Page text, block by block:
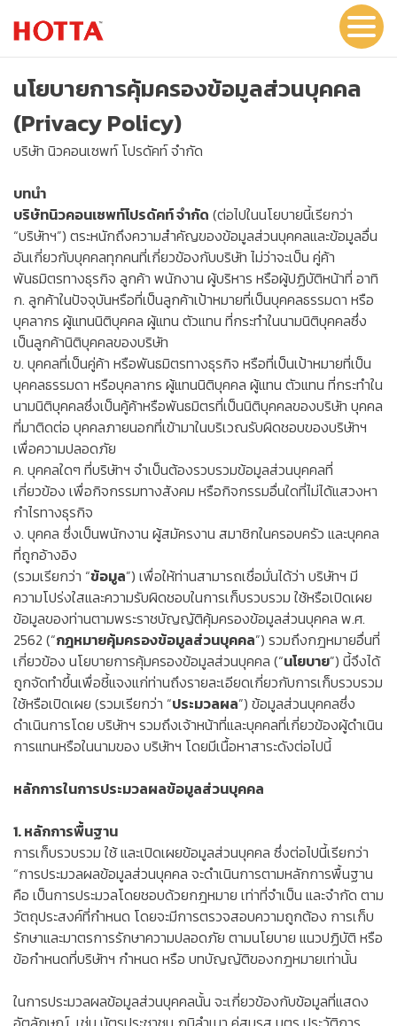
นโยบายการคุ้มครองข้อมูลส่วนบุคคล
(Privacy Policy)
บริษัท นิวคอนเซพท์ โปรดัคท์ จำกัด
บทนำ
บริษัทนิวคอนเซพท์โปรดัคท์ จำกัด (ต่อไปในนโยบายนี้เรียกว่า
“บริษัทฯ”) ตระหนักถึงความสำคัญของข้อมูลส่วนบุคคลและข้อมูลอื่น
อันเกี่ยวกับบุคคลทุกคนที่เกี่ยวข้องกับบริษัท ไม่ว่าจะเป็น คู่ค้า
พันธมิตรทางธุรกิจ ลูกค้า พนักงาน ผู้บริหาร หรือผู้ปฏิบัติหน้าที่ อาทิ
ก. ลูกค้าในปัจจุบันหรือที่เป็นลูกค้าเป้าหมายที่เป็นบุคคลธรรมดา หรือ
บุคลากร ผู้แทนนิติบุคคล ผู้แทน ตัวแทน ที่กระทำในนามนิติบุคคลซึ่ง
เป็นลูกค้านิติบุคคลของบริษัท
ข. บุคคลที่เป็นคู่ค้า หรือพันธมิตรทางธุรกิจ หรือที่เป็นเป้าหมายที่เป็น
บุคคลธรรมดา หรือบุคลากร ผู้แทนนิติบุคคล ผู้แทน ตัวแทน ที่กระทำใน
นามนิติบุคคลซึ่งเป็นคู้ค้าหรือพันธมิตรที่เป็นนิติบุคคลของบริษัท บุคคล
ที่มาติดต่อ บุคคลภายนอกที่เข้ามาในบริเวณรับผิดชอบของบริษัทฯ
เพื่อความปลอดภัย
ค. บุคคลใดๆ ที่บริษัทฯ จำเป็นต้องรวบรวมข้อมูลส่วนบุคคลที่
เกี่ยวข้อง เพื่อกิจกรรมทางสังคม หรือกิจกรรมอื่นใดที่ไม่ได้แสวงหา
กำไรทางธุรกิจ
ง. บุคคล ซึ่งเป็นพนักงาน ผู้สมัครงาน สมาชิกในครอบครัว และบุคคล
ที่ถูกอ้างอิง
(รวมเรียกว่า “ข้อมูล”) เพื่อให้ท่านสามารถเชื่อมั่นได้ว่า บริษัทฯ มี
ความโปร่งใสและความรับผิดชอบในการเก็บรวบรวม ใช้หรือเปิดเผย
ข้อมูลของท่านตามพระราชบัญญัติคุ้มครองข้อมูลส่วนบุคคล พ.ศ.
2562 (“กฎหมายคุ้มครองข้อมูลส่วนบุคคล”) รวมถึงกฎหมายอื่นที่
เกี่ยวข้อง นโยบายการคุ้มครองข้อมูลส่วนบุคคล (“นโยบาย”) นี้จึงได้
ถูกจัดทำขึ้นเพื่อชี้แจงแก่ท่านถึงรายละเอียดเกี่ยวกับการเก็บรวบรวม
ใช้หรือเปิดเผย (รวมเรียกว่า “ประมวลผล”) ข้อมูลส่วนบุคคลซึ่ง
ดำเนินการโดย บริษัทฯ รวมถึงเจ้าหน้าที่และบุคคลที่เกี่ยวข้องผู้ดำเนิน
การแทนหรือในนามของ บริษัทฯ โดยมีเนื้อหาสาระดังต่อไปนี้
หลักการในการประมวลผลข้อมูลส่วนบุคคล
1. หลักการพื้นฐาน
การเก็บรวบรวม ใช้ และเปิดเผยข้อมูลส่วนบุคคล ซึ่งต่อไปนี้เรียกว่า
“การประมวลผลข้อมูลส่วนบุคคล จะดำเนินการตามหลักการพื้นฐาน
คือ เป็นการประมวลโดยชอบด้วยกฎหมาย เท่าที่จำเป็น และจำกัด ตาม
วัตถุประสงค์ที่กำหนด โดยจะมีการตรวจสอบความถูกต้อง การเก็บ
รักษาและมาตรการรักษาความปลอดภัย ตามนโยบาย แนวปฏิบัติ หรือ
ข้อกำหนดที่บริษัทฯ กำหนด หรือ บทบัญญัติของกฎหมายเท่านั้น
ในการประมวลผลข้อมูลส่วนบุคคลนั้น จะเกี่ยวข้องกับข้อมูลที่แสดง